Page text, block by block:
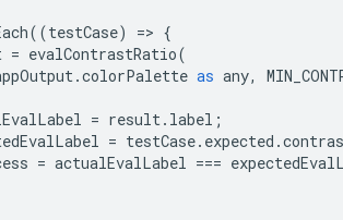
((testCase) => {
= evalContrastRatio(
.colorPalette as any,
= result. label ;
= testCase. expected .
= actualEvalLabel ===